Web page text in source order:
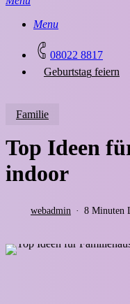
Menu
08022 8817
Geburtstag feiern
Familie
Top Ideen
indoor
webadmin 8 Minuten